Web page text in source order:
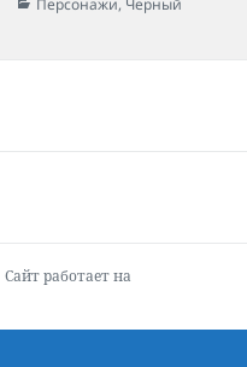
Рубрики
Персонажи, Черный
Сайт работает на